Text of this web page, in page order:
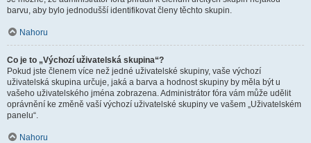
barvu, aby bylo jednodušší identifikovat členy těchto skupin.
Nahoru
Co je to „Výchozí uživatelská skupina“?
Pokud jste členem více než jedné uživatelské skupiny, vaše výchozí
uživatelská skupina určuje, jaká a barva a hodnost skupiny by měla být u
vašeho uživatelského jména zobrazena. Administrátor fóra vám může udělit
oprávnění ke změně vaší výchozí uživatelské skupiny ve vašem „Uživatelském
panelu“.
Nahoru